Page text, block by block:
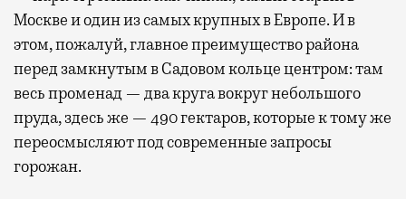
Москве и один из самых крупных в Европе. И в
этом, пожалуй, главное преимущество района
перед замкнутым в Садовом кольце центром: там
весь променад — два круга вокруг небольшого
пруда, здесь же — 490 гектаров, которые к тому же
переосмысляют под современные запросы
горожан.